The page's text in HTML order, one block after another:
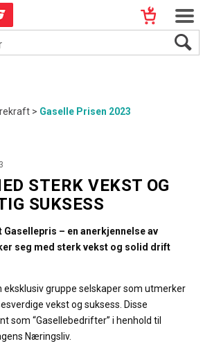
>Gaselle Prisen 2023
STERK VEKST OG
SUKSESS
– en anerkjennelse av
seg med sterk vekst og solid drift
eksklusiv gruppe selskaper som utmerker
vekst og suksess. Disse
som “Gasellebedrifter” i henhold til
Næringsliv.